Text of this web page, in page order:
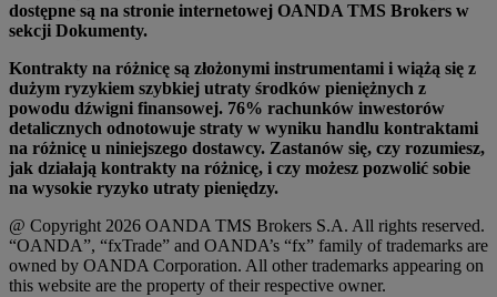
dostępne są na stronie internetowej OANDA TMS Brokers w
sekcji Dokumenty.
Kontrakty na różnicę są złożonymi instrumentami i wiążą się z
dużym ryzykiem szybkiej utraty środków pieniężnych z
powodu dźwigni finansowej. 76% rachunków inwestorów
detalicznych odnotowuje straty w wyniku handlu kontraktami
na różnicę u niniejszego dostawcy. Zastanów się, czy rozumiesz,
jak działają kontrakty na różnicę, i czy możesz pozwolić sobie
na wysokie ryzyko utraty pieniędzy.
@ Copyright 2026 OANDA TMS Brokers S.A. All rights reserved.
“OANDA”, “fxTrade” and OANDA’s “fx” family of trademarks are
owned by OANDA Corporation. All other trademarks appearing on
this website are the property of their respective owner.